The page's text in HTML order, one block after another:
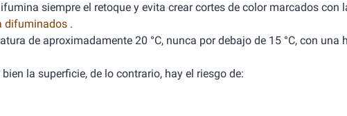
siempre el retoque y evita crear cortes de color marcados con
difuminados .
de aproximadamente 20 °C, nunca por debajo de 15 °C, con una
la superficie, de lo contrario, hay el riesgo de: